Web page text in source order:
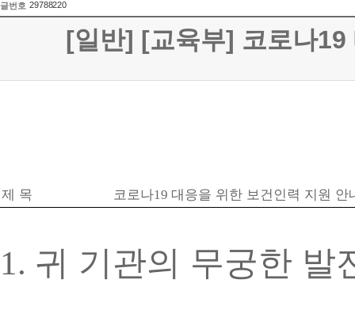
글번호 29788220
[일반] [교육부] 코로나19
제 목 코로나19 대응을 위한 보건인력 지원 안
1. 귀 기관의 무궁한 발